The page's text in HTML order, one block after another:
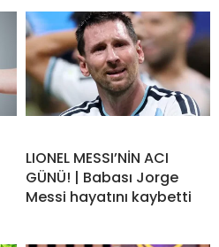
LIONEL MESSI’NİN ACI
GÜNÜ! | Babası Jorge
Messi hayatını kaybetti